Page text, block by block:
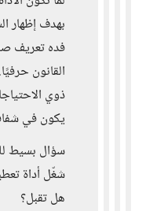
بهدف إظهار
فده تعريف
القانون
ذوي
يكون في
سؤال بسيط
شغّل أداة
هل تقبل؟